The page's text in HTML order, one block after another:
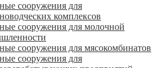
сооружения для
комплексов
сооружения для молочной
сооружения для мясокомбинатов
сооружения для